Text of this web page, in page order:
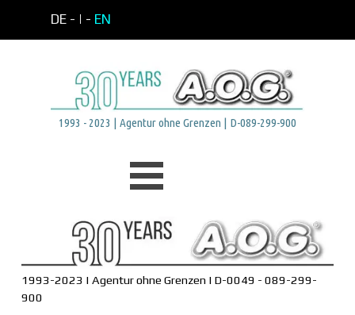
DE - | - EN
1993 - 2023 | Agentur ohne Grenzen | D-089-299-900
1993-2023 | Agentur ohne Grenzen | D-0049 - 089-299-
900